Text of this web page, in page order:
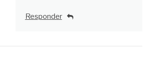
Responder